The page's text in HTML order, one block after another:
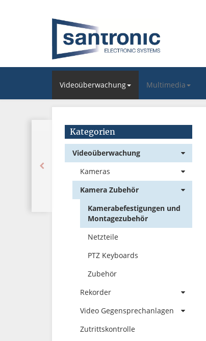
Videoüberwachung Multimedia
Kategorien
Videoüberwachung
Kameras
Kamera Zubehör
Kamerabefestigungen und
Montagezubehör
Netzteile
PTZ Keyboards
Zubehör
Rekorder
Video Gegensprechanlagen
Zutrittskontrolle